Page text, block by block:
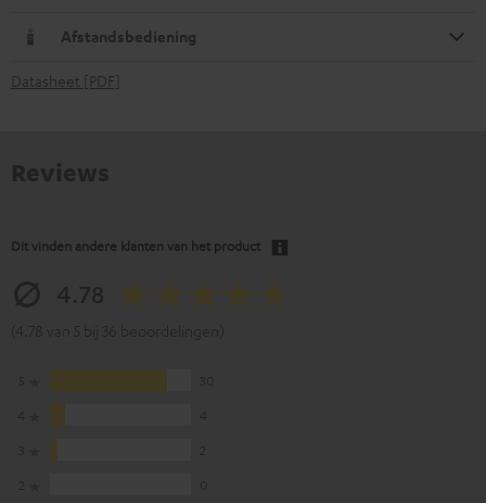
Afstandsbediening
Datasheet [PDF]
Dit vinden andere klanten van het product